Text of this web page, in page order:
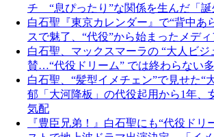
チ “息ぴったり”な関係を生んだ「誕
白石聖『東京カレンダー』で“背中あ
スで魅了、“代役”から始まったメデ
白石聖、マックスマーラの “大人ビジ
賛…“代役ドリーム” では終わらない
白石聖、“髪型イメチェン”で見せた“
郁「大河降板」の代役起用から1年、
気配
『豊臣兄弟！』白石聖にも“代役ド